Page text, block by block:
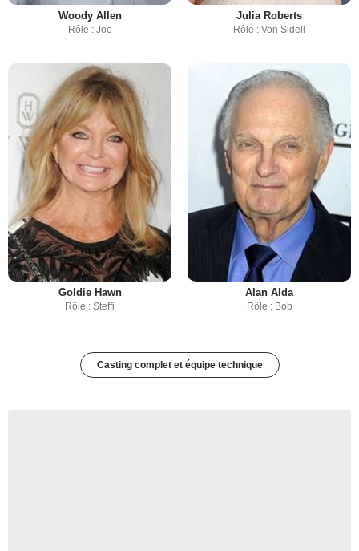
Woody Allen
Rôle : Joe
Julia Roberts
Rôle : Von Sidell
Goldie Hawn
Rôle : Steffi
Alan Alda
Rôle : Bob
Casting complet et équipe technique